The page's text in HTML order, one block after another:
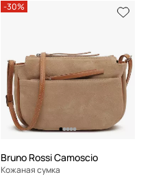
-30%
Bruno Rossi Camoscio
Кожаная сумка